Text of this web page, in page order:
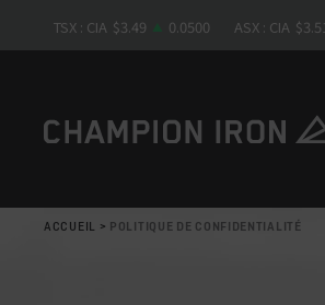
ACCUEIL > POLITIQUE DE CONFIDENTIALITÉ